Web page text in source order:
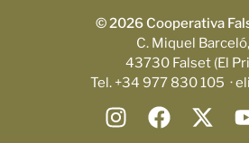
© 2026 Cooperativa
C. Miquel
43730 Falset (El
Tel. +34 977 830 105 ·